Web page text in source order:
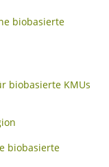
biobasierte
biobasierte KMUs
biobasierte